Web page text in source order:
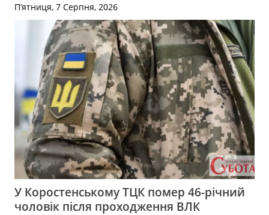
П’ятниця, 7 Серпня, 2026
У Коростенському ТЦК помер 46-річний
чоловік після проходження ВЛК